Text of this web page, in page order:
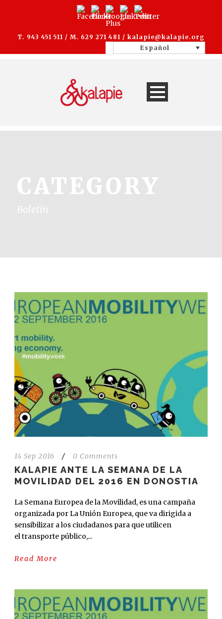
T. 943 451 511 / M. 629 271 481 / kalapie@kalapie.org
Español
CATEGORY
Boletín
14 Sep 2016 / 0 Comments
KALAPIE ANTE LA SEMANA DE LA
MOVILIDAD DEL 2016 EN DONOSTIA
La Semana Europea de la Movilidad, es una campaña
organizada por La Unión Europea, que va dirigida a
sensibilizar a los ciudadanos para que utilicen
el transporte público,...
Read More